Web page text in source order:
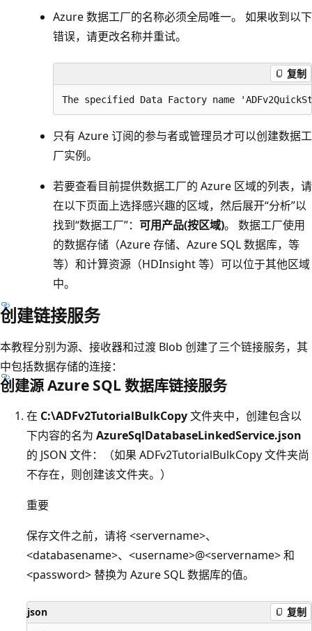
Azure 数据工厂的名称必须全局唯一。 如果收到以下
错误，请更改名称并重试。
复制
只有 Azure 订阅的参与者或管理员才可以创建数据工
厂实例。
若要查看目前提供数据工厂的 Azure 区域的列表，请
在以下页面上选择感兴趣的区域，然后展开“分析”以
找到“数据工厂”： 可用产品(按区域)。 数据工厂使用
的数据存储（Azure 存储、Azure SQL 数据库，等
等）和计算资源（HDInsight 等）可以位于其他区域
中。
创建链接服务
本教程分别为源、接收器和过渡 Blob 创建了三个链接服务，其
中包括数据存储的连接：
创建源 Azure SQL 数据库链接服务
在 C:\ADFv2TutorialBulkCopy文件夹中，创建包含以
下内容的名为 AzureSqlDatabaseLinkedService.json
的 JSON 文件：（如果 ADFv2TutorialBulkCopy 文件夹尚
不存在，则创建该文件夹。）
重要
保存文件之前，请将 <servername>、
<databasename>、<username>@<servername> 和
<password> 替换为 Azure SQL 数据库的值。
json 复制